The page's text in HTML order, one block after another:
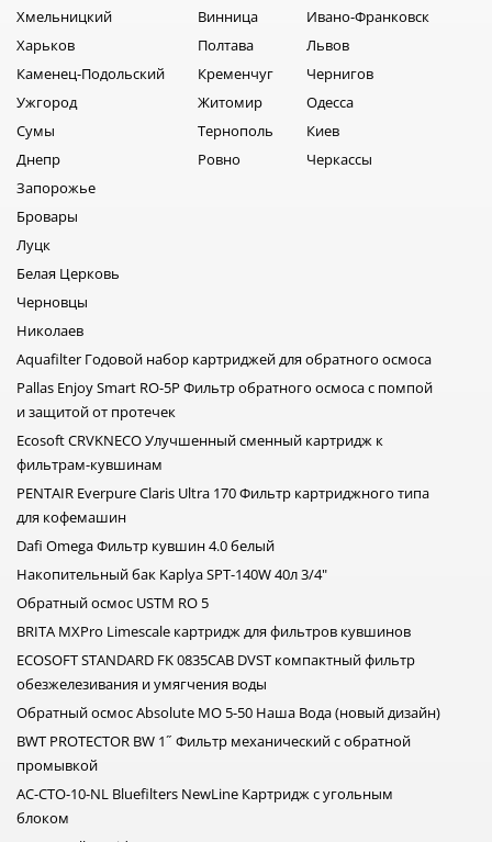
Хмельницкий
Харьков
Каменец-Подольский
Ужгород
Сумы
Днепр
Винница
Полтава
Кременчуг
Житомир
Тернополь
Ровно
Ивано-Франковск
Львов
Чернигов
Одесса
Киев
Черкассы
Запорожье
Бровары
Луцк
Белая Церковь
Черновцы
Николаев
Aquafilter Годовой набор картриджей для обратного осмоса
Pallas Enjoy Smart RO-5P Фильтр обратного осмоса с помпой
и защитой от протечек
Ecosoft CRVKNECO Улучшенный сменный картридж к
фильтрам-кувшинам
PENTAIR Everpure Claris Ultra 170 Фильтр картриджного типа
для кофемашин
Dafi Omega Фильтр кувшин 4.0 белый
Накопительный бак Kaplya SPT-140W 40л 3/4"
Обратный осмос USTM RO 5
BRITA MXPro Limescale картридж для фильтров кувшинов
ECOSOFT STANDARD FK 0835CAB DVST компактный фильтр
обезжелезивания и умягчения воды
Обратный осмос Absolute MO 5-50 Наша Вода (новый дизайн)
BWT PROTECTOR BW 1˝ Фильтр механический с обратной
промывкой
AC-CTO-10-NL Bluefilters NewLine Картридж с угольным
блоком